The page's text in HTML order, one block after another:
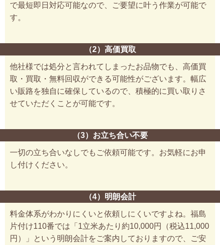
で最短即日対応可能なので、ご要望に叶う作業が可能で
す。
（2）高価買取
他社様では処分と言われてしまったお品物でも、高価買
取・買取・無料回収ができる可能性がございます。幅広
い販路を独自に確保しているので、積極的に買い取りさ
せていただくことが可能です。
（3）お立ち合い不要
一切の立ち合いなしでもご依頼可能です。お気軽にお申
し付けください。
（4）明朗会計
料金体系がわかりにくいと依頼しにくいですよね。福島
片付け110番では「1立米あたり約10,000円（税込11,000
円）」という明朗会計をご案内しておりますので、ご安